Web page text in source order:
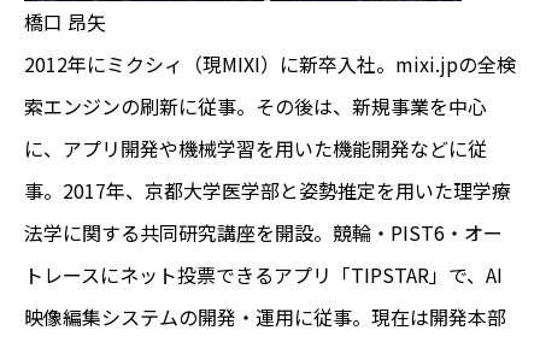
橋口 昂矢
2012年にミクシィ（現MIXI）に新卒入社。mixi.jpの全検
索エンジンの刷新に従事。その後は、新規事業を中心
に、アプリ開発や機械学習を用いた機能開発などに従
事。2017年、京都大学医学部と姿勢推定を用いた理学療
法学に関する共同研究講座を開設。競輪・PIST6・オー
トレースにネット投票できるアプリ「TIPSTAR」で、AI
映像編集システムの開発・運用に従事。現在は開発本部